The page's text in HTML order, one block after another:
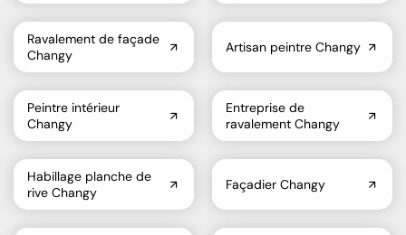
Ravalement de façade
Changy
Artisan peintre Changy
Peintre intérieur
Changy
Entreprise de
ravalement Changy
Habillage planche de
rive Changy
Façadier Changy